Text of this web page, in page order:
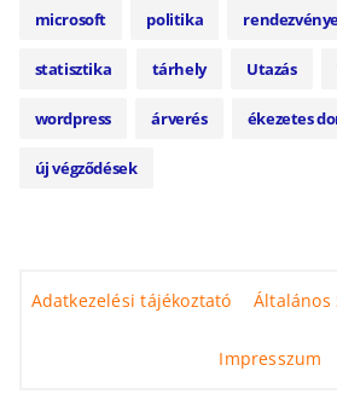
microsoft politika
statisztika tárhely Utazás
wordpress árverés ékezetes
új végződések
Adatkezelési tájékoztató Általános
Impresszum